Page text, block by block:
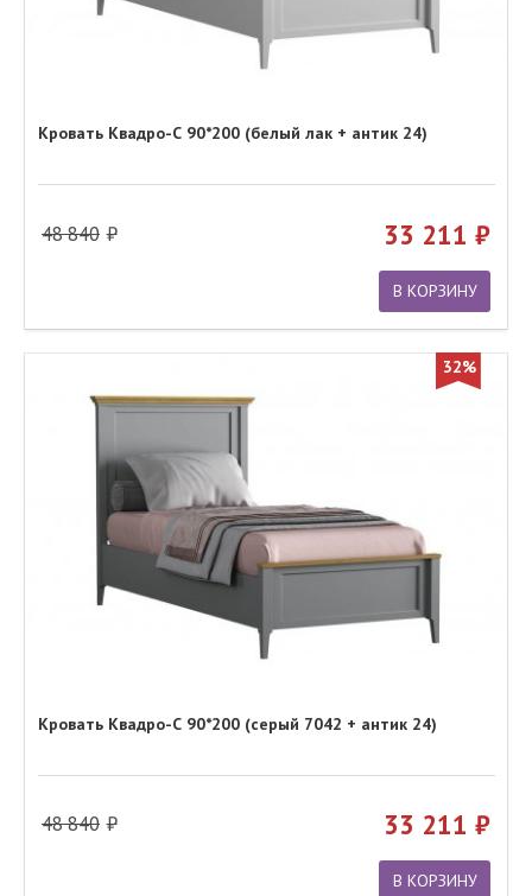
Кровать Квадро-С 90*200 (белый лак + антик 24)
48 840 33 211
В КОРЗИНУ
32%
Кровать Квадро-С 90*200 (серый 7042 + антик 24)
48 840 33 211
В КОРЗИНУ